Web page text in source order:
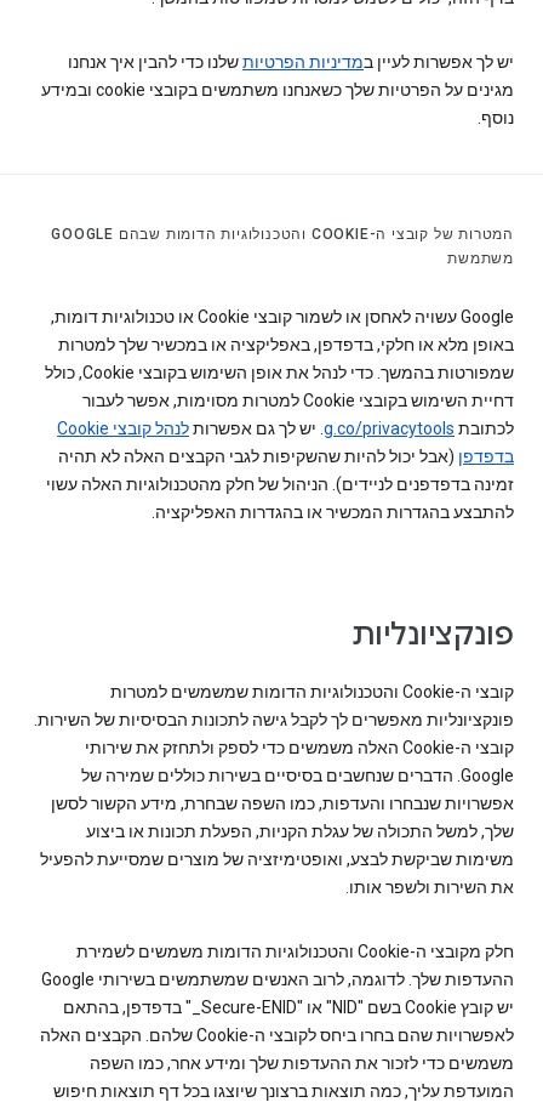
יש לך אפשרות לעיין במדיניות הפרטיותשלנו כדי להבין איך אנחנו
מגינים על הפרטיות שלך כשאנחנו משתמשים בקובצי cookie ובמידע
נוסף.
המטרות של קובצי ה-COOKIE והטכנולוגיות הדומות שבהם GOOGLE
משתמשת
‫Google עשויה לאחסן או לשמור קובצי Cookie או טכנולוגיות דומות,
באופן מלא או חלקי, בדפדפן, באפליקציה או במכשיר שלך למטרות
שמפורטות בהמשך. כדי לנהל את אופן השימוש בקובצי Cookie, כולל
דחיית השימוש בקובצי Cookie למטרות מסוימות, אפשר לעבור
לכתובת g.co/privacytools. יש לך גם אפשרות
לנהל קובצי Cookie
בדפדפן (אבל יכול להיות שהשקיפות לגבי הקבצים האלה לא תהיה
זמינה בדפדפנים לניידים). הניהול של חלק מהטכנולוגיות האלה עשוי
להתבצע בהגדרות המכשיר או בהגדרות האפליקציה.
פונקציונליות
קובצי ה-Cookie והטכנולוגיות הדומות שמשמשים למטרות
פונקציונליות מאפשרים לך לקבל גישה לתכונות הבסיסיות של השירות.
קובצי ה-Cookie האלה משמשים כדי לספק ולתחזק את שירותי
Google. הדברים שנחשבים בסיסיים בשירות כוללים שמירה של
אפשרויות שנבחרו והעדפות, כמו השפה שבחרת, מידע הקשור לסשן
שלך, למשל התכולה של עגלת הקניות, הפעלת תכונות או ביצוע
משימות שביקשת לבצע, ואופטימיזציה של מוצרים שמסייעת להפעיל
את השירות ולשפר אותו.
חלק מקובצי ה-Cookie והטכנולוגיות הדומות משמשים לשמירת
ההעדפות שלך. לדוגמה, לרוב האנשים שמשתמשים בשירותי Google
יש קובץ Cookie בשם "NID" או "‎_Secure-ENID" בדפדפן, בהתאם
לאפשרויות שהם בחרו ביחס לקובצי ה-Cookie שלהם. הקבצים האלה
משמשים כדי לזכור את ההעדפות שלך ומידע אחר, כמו השפה
המועדפת עליך, כמה תוצאות ברצונך שיוצגו בכל דף תוצאות חיפוש